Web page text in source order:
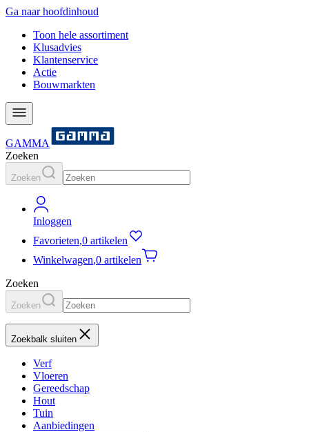
Ga naar hoofdinhoud
Toon hele assortiment
Klusadvies
Klantenservice
Actie
Bouwmarkten
GAMMA
Zoeken
Zoeken
Inloggen
Favorieten,0 artikelen
Winkelwagen,0 artikelen
Zoeken
Zoeken
Zoekbalk sluiten
Verf
Vloeren
Gereedschap
Hout
Tuin
Aanbiedingen